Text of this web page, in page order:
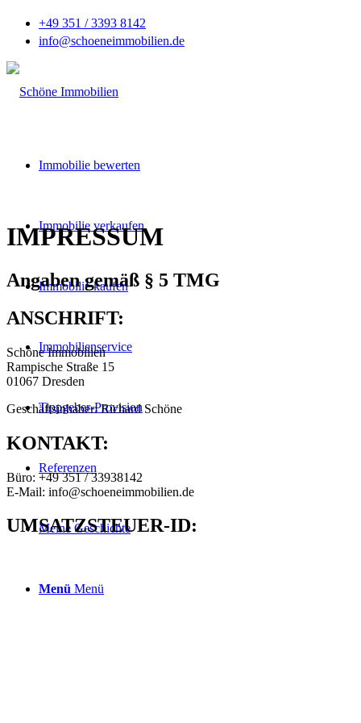
+49 351 / 3393 8142
info@schoeneimmobilien.de
Immobilie bewerten
Immobilie verkaufen
Immobilie kaufen
Immobilienservice
Tippgeber-Provision
Referenzen
Meine Geschichte
Menü Menü
IMPRESSUM
Angaben gemäß § 5 TMG
ANSCHRIFT:
Schöne Immobilien
Rampische Straße 15
01067 Dresden
Geschäftsinhaber: Richard Schöne
KONTAKT:
Büro: +49 351 / 33938142
E-Mail: info@schoeneimmobilien.de
UMSATZSTEUER-ID: